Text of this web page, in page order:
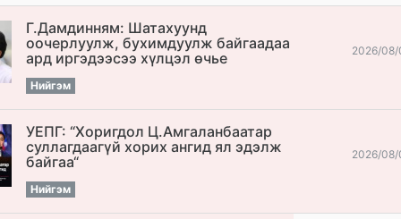
Г.Дамдинням: Шатахуунд
оочерлуулж, бухимдуулж байгаадаа
ард иргэдээсээ хүлцэл өчье
Нийгэм
2026/08/
УЕПГ: “Хоригдол Ц.Амгаланбаатар
cуллагдаагүй хорих ангид ял эдэлж
байгаа“
Нийгэм
2026/08/